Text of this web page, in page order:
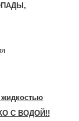
С ВОДОЙ!!